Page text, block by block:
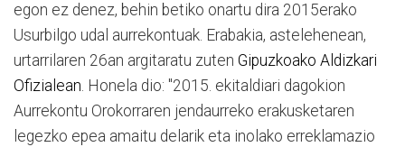
egon ez denez, behin betiko onartu dira 2015erako
Usurbilgo udal aurrekontuak. Erabakia, astelehenean,
urtarrilaren 26an argitaratu zuten Gipuzkoako Aldizkari
Ofizialean. Honela dio: "2015. ekitaldiari dagokion
Aurrekontu Orokorraren jendaurreko erakusketaren
legezko epea amaitu delarik eta inolako erreklamazio